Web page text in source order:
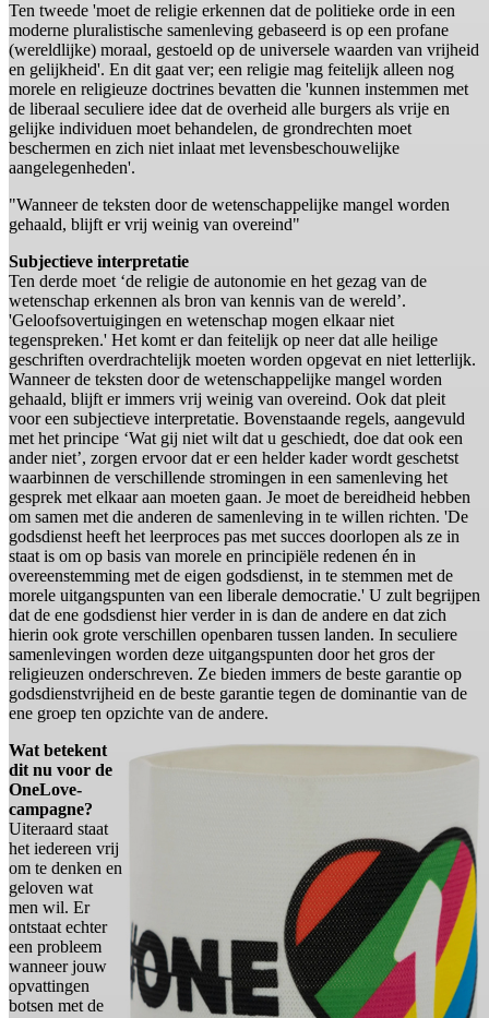
Ten tweede 'moet de religie erkennen dat de politieke orde in een
moderne pluralistische samenleving gebaseerd is op een profane
(wereldlijke) moraal, gestoeld op de universele waarden van vrijheid
en gelijkheid'. En dit gaat ver; een religie mag feitelijk alleen nog
morele en religieuze doctrines bevatten die 'kunnen instemmen met
de liberaal seculiere idee dat de overheid alle burgers als vrije en
gelijke individuen moet behandelen, de grondrechten moet
beschermen en zich niet inlaat met levensbeschouwelijke
aangelegenheden'.
"Wanneer de teksten door de wetenschappelijke mangel worden
gehaald, blijft er vrij weinig van overeind"
Subjectieve interpretatie
Ten derde moet ‘de religie de autonomie en het gezag van de
wetenschap erkennen als bron van kennis van de wereld’.
'Geloofsovertuigingen en wetenschap mogen elkaar niet
tegenspreken.' Het komt er dan feitelijk op neer dat alle heilige
geschriften overdrachtelijk moeten worden opgevat en niet letterlijk.
Wanneer de teksten door de wetenschappelijke mangel worden
gehaald, blijft er immers vrij weinig van overeind. Ook dat pleit
voor een subjectieve interpretatie. Bovenstaande regels, aangevuld
met het principe ‘Wat gij niet wilt dat u geschiedt, doe dat ook een
ander niet’, zorgen ervoor dat er een helder kader wordt geschetst
waarbinnen de verschillende stromingen in een samenleving het
gesprek met elkaar aan moeten gaan. Je moet de bereidheid hebben
om samen met die anderen de samenleving in te willen richten. 'De
godsdienst heeft het leerproces pas met succes doorlopen als ze in
staat is om op basis van morele en principiële redenen én in
overeenstemming met de eigen godsdienst, in te stemmen met de
morele uitgangspunten van een liberale democratie.' U zult begrijpen
dat de ene godsdienst hier verder in is dan de andere en dat zich
hierin ook grote verschillen openbaren tussen landen. In seculiere
samenlevingen worden deze uitgangspunten door het gros der
religieuzen onderschreven. Ze bieden immers de beste garantie op
godsdienstvrijheid en de beste garantie tegen de dominantie van de
ene groep ten opzichte van de andere.
Wat betekent
dit nu voor de
OneLove-
campagne?
Uiteraard staat
het iedereen vrij
om te denken en
geloven wat
men wil. Er
ontstaat echter
een probleem
wanneer jouw
opvattingen
botsen met de